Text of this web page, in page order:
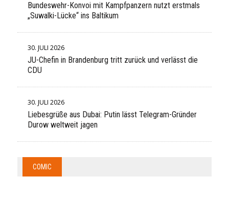
Bundeswehr-Konvoi mit Kampfpanzern nutzt erstmals
„Suwalki-Lücke“ ins Baltikum
30. JULI 2026
JU-Chefin in Brandenburg tritt zurück und verlässt die
CDU
30. JULI 2026
Liebesgrüße aus Dubai: Putin lässt Telegram-Gründer
Durow weltweit jagen
COMIC